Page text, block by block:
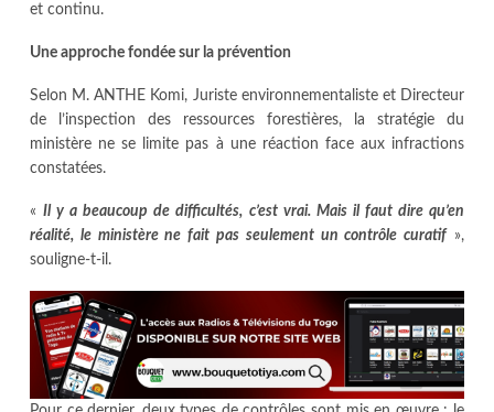
et continu.
Une approche fondée sur la prévention
Selon M. ANTHE Komi, Juriste environnementaliste et Directeur
de l’inspection des ressources forestières, la stratégie du
ministère ne se limite pas à une réaction face aux infractions
constatées.
«Il y a beaucoup de difficultés, c’est vrai. Mais il faut dire qu’en
réalité, le ministère ne fait pas seulement un contrôle curatif »,
souligne-t-il.